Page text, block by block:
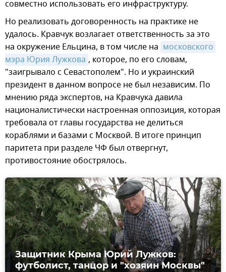
совместно использовать его инфраструктуру.
Но реализовать договоренность на практике не
удалось. Кравчук возлагает ответственность за это
на окружение Ельцина, в том числе на московского
мэра Юрия Лужкова , которое, по его словам,
"заигрывало с Севастополем". Но и украинский
президент в данном вопросе не был независим. По
мнению ряда экспертов, на Кравчука давила
националистически настроенная оппозиция, которая
требовала от главы государства не делиться
кораблями и базами с Москвой. В итоге принцип
паритета при разделе ЧФ был отвергнут,
противостояние обострялось.
Защитник Крыма Юрий Лужков:
футболист, танцор и "хозяин Москвы"